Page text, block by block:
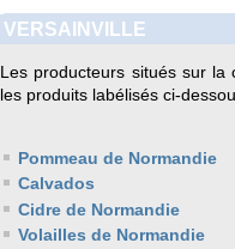
VERSAINVILLE
Les producteurs situés sur la
les produits labélisés ci-
Pommeau de Normandie
Calvados
Cidre de Normandie
Volailles de Normandie